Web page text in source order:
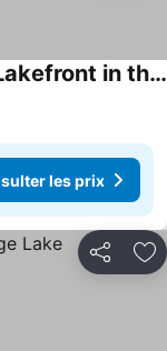
Bootjack Lake House: Private Lakefront in the Heart of the Keweenaw
les prix
Partager